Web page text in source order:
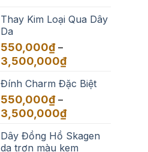
Thay Kim Loại Qua Dây
Da
550,000₫ –
3,500,000₫Khoảng
từ
đến
Đính Charm Đặc Biệt
550,000₫ –
3,500,000₫Khoảng
từ
550,000₫
Dây Đồng Hồ Skagen
da trơn màu kem